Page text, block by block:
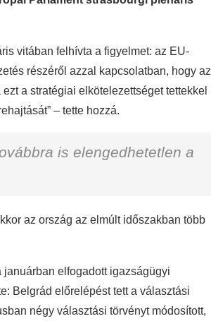
vitában felhívta a figyelmet: az EU-
részéről azzal kapcsolatban, hogy az
a stratégiai elkötelezettséget tettekkel
– tette hozzá.
is elengedhetetlen a
az ország az elmúlt időszakban több
januárban elfogadott igazságügyi
Belgrád előrelépést tett a választási
négy választási törvényt módosított,